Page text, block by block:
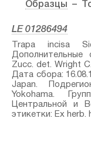
Образцы –
LE 01286494
Trapa incisa
Дополнительные
Zucc.⁣ det. Wright
Дата сбора:
Japan.
Yokohama.
Центральной и
этикетки: Ex herb.